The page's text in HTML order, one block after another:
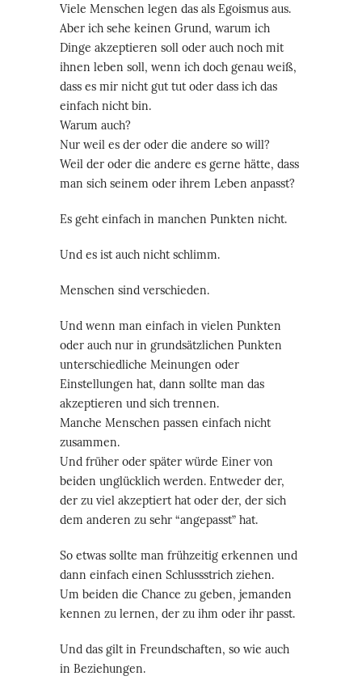
Viele Menschen legen das als Egoismus aus.
Aber ich sehe keinen Grund, warum ich
Dinge akzeptieren soll oder auch noch mit
ihnen leben soll, wenn ich doch genau weiß,
dass es mir nicht gut tut oder dass ich das
einfach nicht bin.
Warum auch?
Nur weil es der oder die andere so will?
Weil der oder die andere es gerne hätte, dass
man sich seinem oder ihrem Leben anpasst?
Es geht einfach in manchen Punkten nicht.
Und es ist auch nicht schlimm.
Menschen sind verschieden.
Und wenn man einfach in vielen Punkten
oder auch nur in grundsätzlichen Punkten
unterschiedliche Meinungen oder
Einstellungen hat, dann sollte man das
akzeptieren und sich trennen.
Manche Menschen passen einfach nicht
zusammen.
Und früher oder später würde Einer von
beiden unglücklich werden. Entweder der,
der zu viel akzeptiert hat oder der, der sich
dem anderen zu sehr “angepasst” hat.
So etwas sollte man frühzeitig erkennen und
dann einfach einen Schlussstrich ziehen.
Um beiden die Chance zu geben, jemanden
kennen zu lernen, der zu ihm oder ihr passt.
Und das gilt in Freundschaften, so wie auch
in Beziehungen.